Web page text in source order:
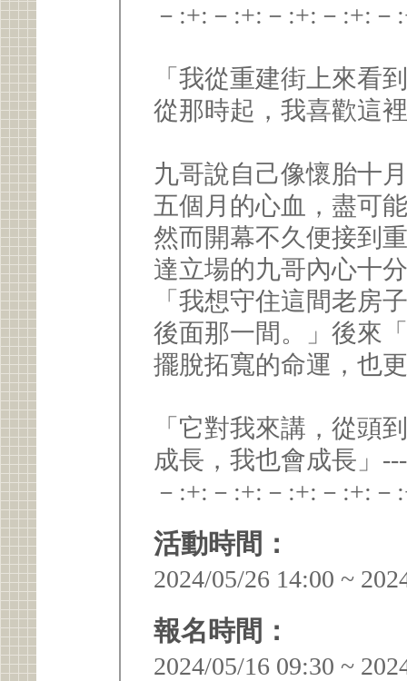
－:+:－:+:－:+:－:+:
「我從重建街上來看
從那時起，我喜歡這
九哥說自己像懷胎十
五個月的心血，盡可
然而開幕不久便接到
達立場的九哥內心十
「我想守住這間老房
後面那一間。」後來
擺脫拓寬的命運，也
「它對我來講，從頭
成長，我也會成長」
－:+:－:+:－:+:－:+:
活動時間：
2024/05/26 14:00 ~
報名時間：
2024/05/16 09:30 ~